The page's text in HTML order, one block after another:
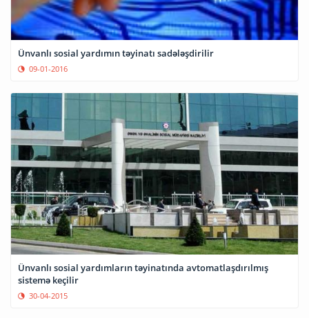
Ünvanlı sosial yardımın təyinatı sadələşdirilir
09-01-2016
Ünvanlı sosial yardımların təyinatında avtomatlaşdırılmış
sistemə keçilir
30-04-2015